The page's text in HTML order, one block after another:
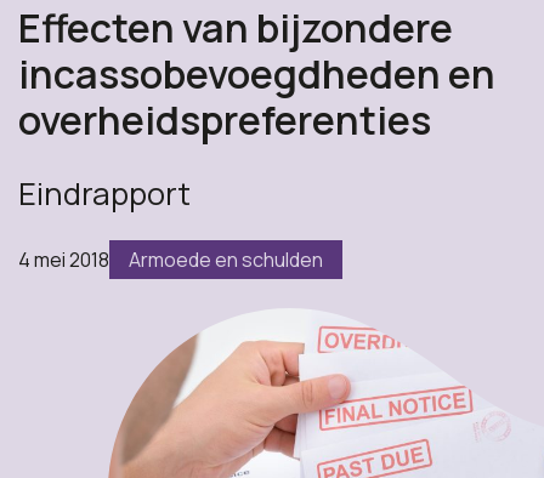
Effecten van bijzondere
incassobevoegdheden en
overheidspreferenties
Eindrapport
4 mei 2018 Armoede en schulden